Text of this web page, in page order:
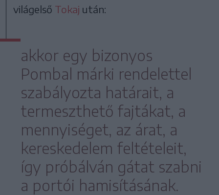
világelső Tokaj után:
akkor egy bizonyos
Pombal márki rendelettel
szabályozta határait, a
termeszthető fajtákat, a
mennyiséget, az árat, a
kereskedelem feltételeit,
így próbálván gátat szabni
a portói hamisításának.